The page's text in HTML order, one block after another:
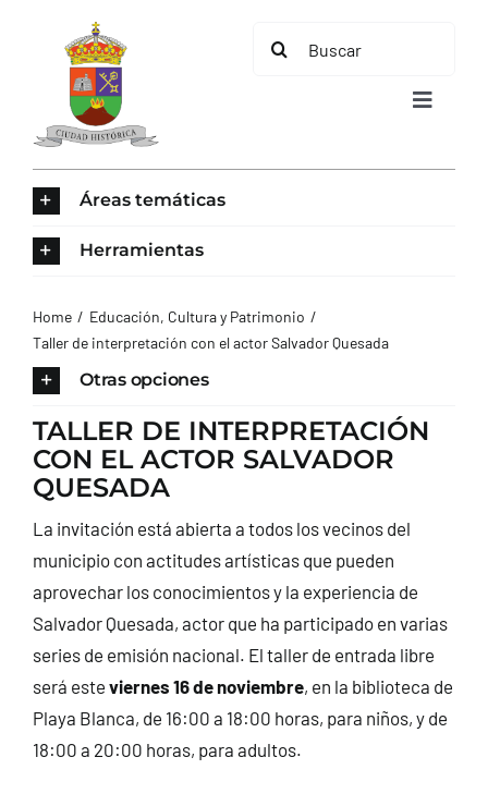
contenido
Buscar:
Toggle
AYUNTAMIENTO
TURISMO
CONTACTO
Áreas temáticas
Herramientas
Home
Educación, Cultura y Patrimonio
Taller de interpretación con el actor Salvador Quesada
Otras opciones
TALLER DE INTERPRETACIÓN
CON EL ACTOR SALVADOR
QUESADA
La invitación está abierta a todos los vecinos del
municipio con actitudes artísticas que pueden
aprovechar los conocimientos y la experiencia de
Salvador Quesada, actor que ha participado en varias
series de emisión nacional. El taller de entrada libre
será este viernes 16 de noviembre, en la biblioteca de
Playa Blanca, de 16:00 a 18:00 horas, para niños, y de
18:00 a 20:00 horas, para adultos.